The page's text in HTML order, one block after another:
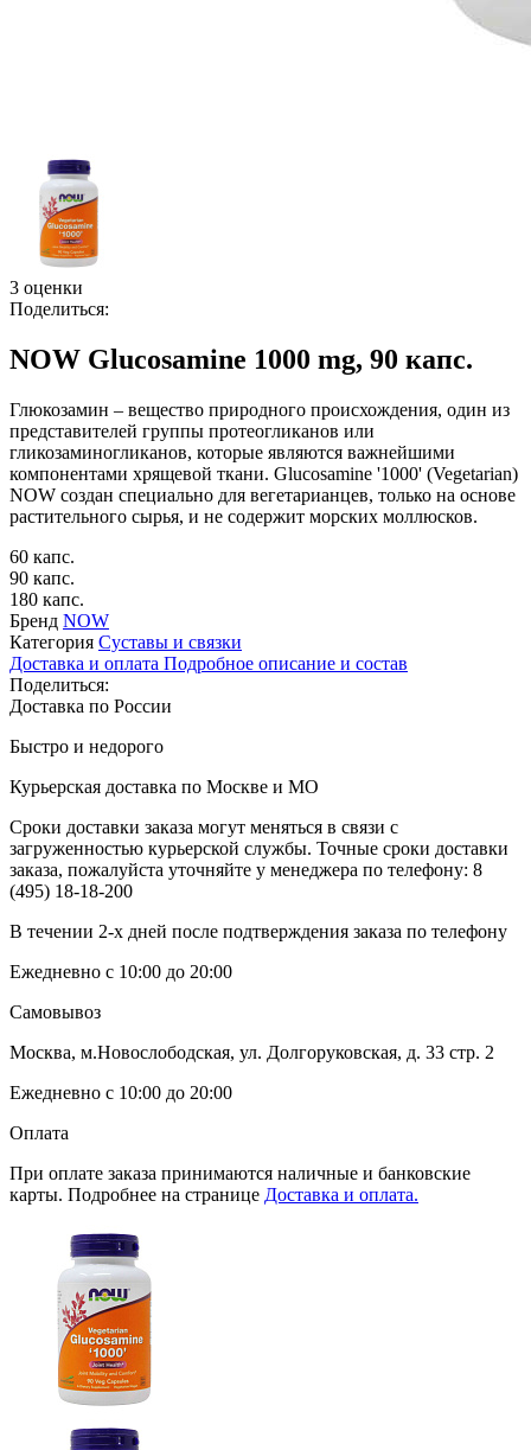
3 оценки
Поделиться:
NOW Glucosamine 1000 mg, 90 капс.
Глюкозамин – вещество природного происхождения, один из
представителей группы протеогликанов или
гликозаминогликанов, которые являются важнейшими
компонентами хрящевой ткани. Glucosamine '1000' (Vegetarian)
NOW создан специально для вегетарианцев, только на основе
растительного сырья, и не содержит морских моллюсков.
60 капс.
90 капс.
180 капс.
Бренд NOW
Категория Суставы и связки
Доставка и оплата Подробное описание и состав
Поделиться:
Доставка по России
Быстро и недорого
Курьерская доставка по Москве и МО
Сроки доставки заказа могут меняться в связи с
загруженностью курьерской службы. Точные сроки доставки
заказа, пожалуйста уточняйте у менеджера по телефону: 8
(495) 18-18-200
В течении 2-х дней после подтверждения заказа по телефону
Ежедневно с 10:00 до 20:00
Самовывоз
Москва, м.Новослободская, ул. Долгоруковская, д. 33 стр. 2
Ежедневно с 10:00 до 20:00
Оплата
При оплате заказа принимаются наличные и банковские
карты. Подробнее на странице Доставка и оплата.